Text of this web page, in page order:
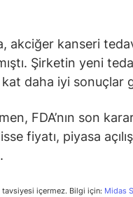
akciğer kanseri
Şirketin yeni
daha iyi sonuçlar
FDA’nın son
fiyatı, piyasa
tavsiyesi içermez. Bilgi için: Midas